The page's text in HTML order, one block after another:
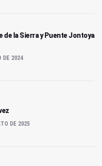
de la Sierra y Puente Jontoya
DE 2024
DE 2025